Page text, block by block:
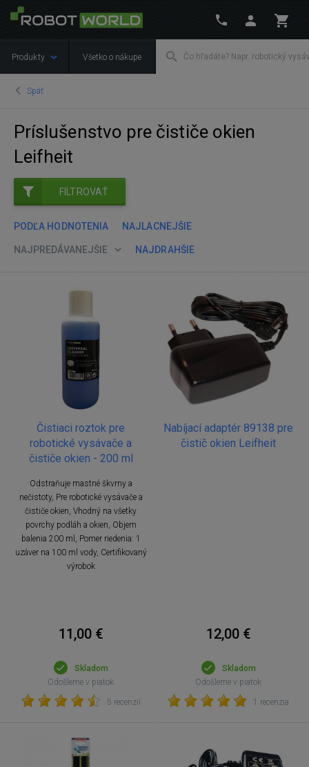
Produkty Všetko o nákupe
Späť
Príslušenstvo pre čističe okien
Leifheit
FILTROVAŤ
PODĽA HODNOTENIA NAJLACNEJŠIE
NAJPREDÁVANEJŠIE NAJDRAHŠIE
Čistiaci roztok pre
robotické vysávače a
čističe okien - 200 ml
Odstraňuje mastné škvrny a
nečistoty, Pre robotické vysávače a
čističe okien, Vhodný na všetky
povrchy podláh a okien, Objem
balenia 200 ml, Pomer riedenia: 1
uzáver na 100 ml vody, Certifikovaný
výrobok
11,00 €
Skladom
Odošleme v piatok
5 recenzií
Nabíjací adaptér 89138 pre
čistič okien Leifheit
12,00 €
Skladom
Odošleme v piatok
1 recenzia